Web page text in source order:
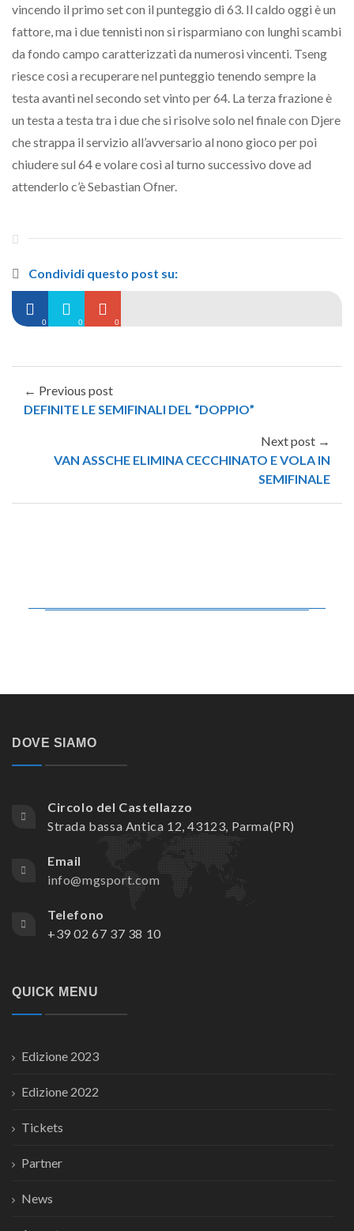
vincendo il primo set con il punteggio di 63. Il caldo oggi è un
fattore, ma i due tennisti non si risparmiano con lunghi scambi
da fondo campo caratterizzati da numerosi vincenti. Tseng
riesce così a recuperare nel punteggio tenendo sempre la
testa avanti nel secondo set vinto per 64. La terza frazione è
un testa a testa tra i due che si risolve solo nel finale con Djere
che strappa il servizio all’avversario al nono gioco per poi
chiudere sul 64 e volare così al turno successivo dove ad
attenderlo c’è Sebastian Ofner.
Condividi questo post su:
0 0 0
← Previous post
DEFINITE LE SEMIFINALI DEL “DOPPIO”
Next post →
VAN ASSCHE ELIMINA CECCHINATO E VOLA IN
SEMIFINALE
DOVE SIAMO
Circolo del Castellazzo
Strada bassa Antica 12, 43123, Parma(PR)
Email
info@mgsport.com
Telefono
+39 02 67 37 38 10
QUICK MENU
Edizione 2023
Edizione 2022
Tickets
Partner
News